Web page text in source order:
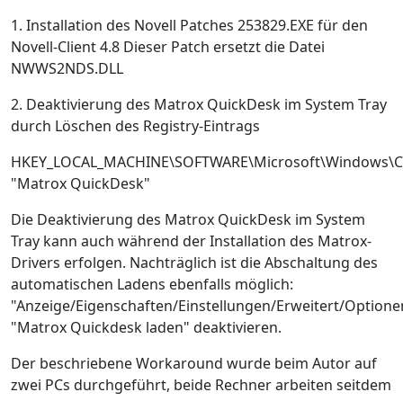
1. Installation des Novell Patches 253829.EXE für den
Novell-Client 4.8 Dieser Patch ersetzt die Datei
NWWS2NDS.DLL
2. Deaktivierung des Matrox QuickDesk im System Tray
durch Löschen des Registry-Eintrags
"Matrox QuickDesk"
Die Deaktivierung des Matrox QuickDesk im System
Tray kann auch während der Installation des Matrox-
Drivers erfolgen. Nachträglich ist die Abschaltung des
automatischen Ladens ebenfalls möglich:
"Anzeige/Eigenschaften/Einstellungen/Erweitert/
"Matrox Quickdesk laden" deaktivieren.
Der beschriebene Workaround wurde beim Autor auf
zwei PCs durchgeführt, beide Rechner arbeiten seitdem